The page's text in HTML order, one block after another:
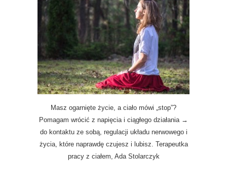
Masz ogarnięte życie, a ciało mówi „stop”?
Pomagam wrócić z napięcia i ciągłego działania →
do kontaktu ze sobą, regulacji układu nerwowego i
życia, które naprawdę czujesz i lubisz. Terapeutka
pracy z ciałem, Ada Stolarczyk